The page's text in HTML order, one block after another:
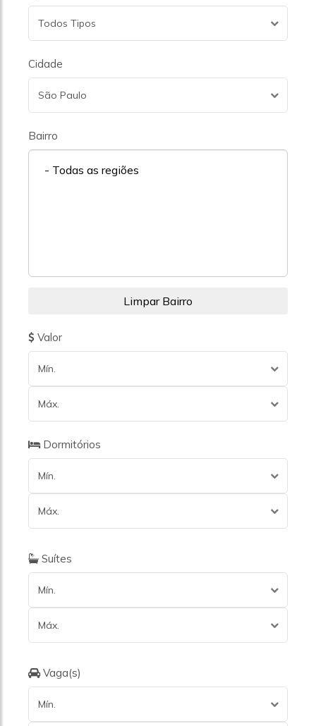
Todos Tipos
Cidade
São Paulo
Bairro
- Todas as regiões
Valor
Mín.
Máx.
Dormitórios
Mín.
Máx.
Suítes
Mín.
Máx.
Vaga(s)
Mín.